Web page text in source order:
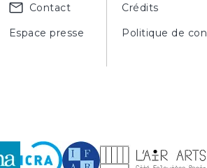
Contact
Espace presse
Crédits
Politique de